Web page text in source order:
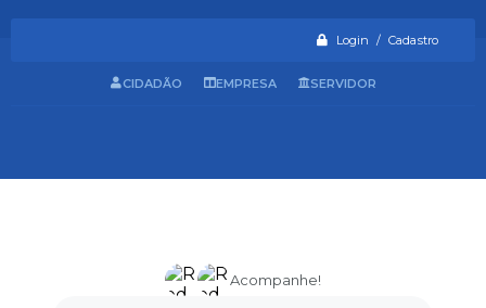
Login / Cadastro
Acompanhe!
CIDADÃO EMPRESA SERVIDOR